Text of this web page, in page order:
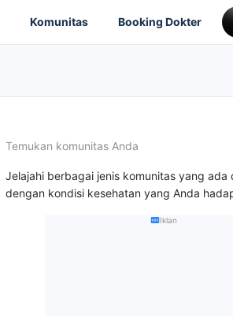
Komunitas Booking Dokter
Temukan komunitas Anda
Jelajahi berbagai jenis komunitas yang ada
dengan kondisi kesehatan yang Anda
Iklan